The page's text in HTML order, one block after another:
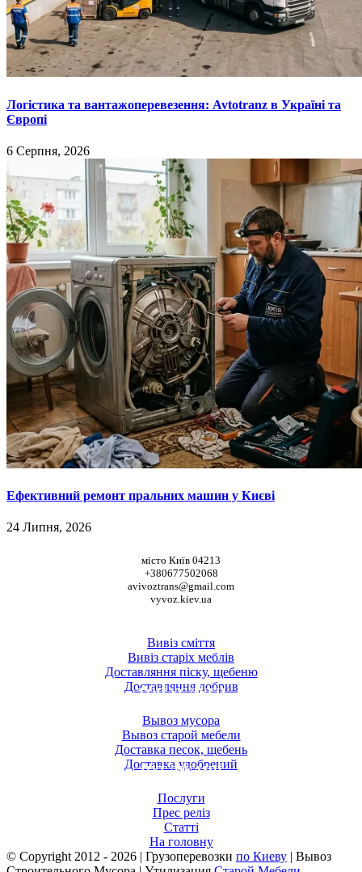
Логістика та вантажоперевезення: Avtotranz в Україні та
Європі
6 Серпня, 2026
Ефективний ремонт пральних машин у Києві
24 Липня, 2026
місто Київ 04213
+380677502068
avivoztrans@gmail.com
vyvoz.kiev.ua
Вивіз сміття
Вивіз старіх меблів
Доставляння піску, щебеню
Доставляння добрив
ТОП УСЛУГИ
Вывоз мусора
Вывоз старой мебели
Доставка песок, щебень
Доставка удобрений
ПУБЛІКАЦІЇ
Послуги
Прес реліз
Статті
На головну
© Copyright 2012 - 2026 | Грузоперевозки по Киеву | Вывоз